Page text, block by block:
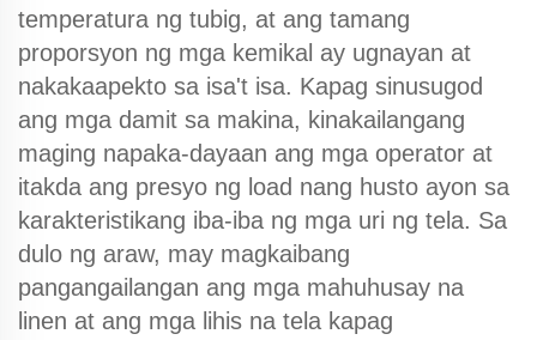
temperatura ng tubig, at ang tamang
proporsyon ng mga kemikal ay ugnayan at
nakakaapekto sa isa't isa. Kapag sinusugod
ang mga damit sa makina, kinakailangang
maging napaka-dayaan ang mga operator at
itakda ang presyo ng load nang husto ayon sa
karakteristikang iba-iba ng mga uri ng tela. Sa
dulo ng araw, may magkaibang
pangangailangan ang mga mahuhusay na
linen at ang mga lihis na tela kapag